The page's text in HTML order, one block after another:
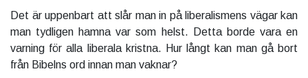
Det är uppenbart att slår man in på liberalismens vägar kan
man tydligen hamna var som helst. Detta borde vara en
varning för alla liberala kristna. Hur långt kan man gå bort
från Bibelns ord innan man vaknar?